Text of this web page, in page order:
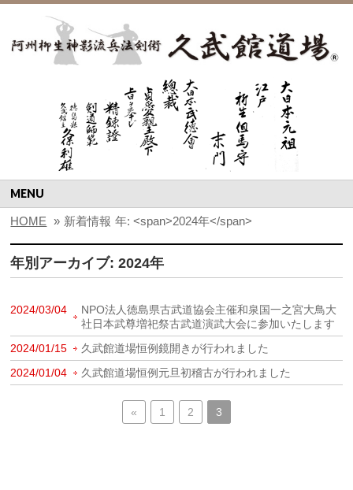
MENU
HOME » 新着情報 年: <span>2024年</span>
年別アーカイブ: 2024年
2024/03/04
NPO法人徳島県古武道協会主催和泉国一之宮大鳥大
社日本武尊増祀祭古武道演武大会に参加いたします
2024/01/15
久武館道場恒例鏡開きが行われました
2024/01/04
久武館道場恒例元旦初稽古が行われました
« 1 2 3